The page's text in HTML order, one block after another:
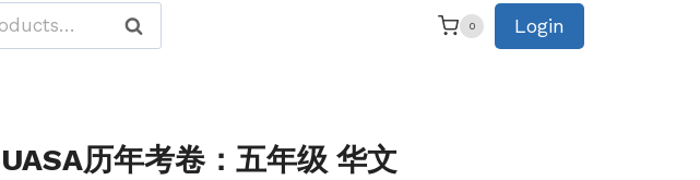
Search 0 Login
UASA历年考卷：五年级 华文